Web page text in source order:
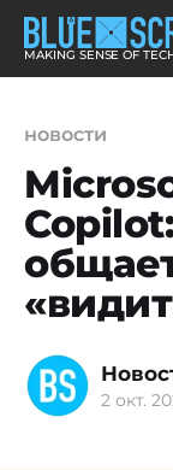
MAKING SENSE OF
новости
2 окт.